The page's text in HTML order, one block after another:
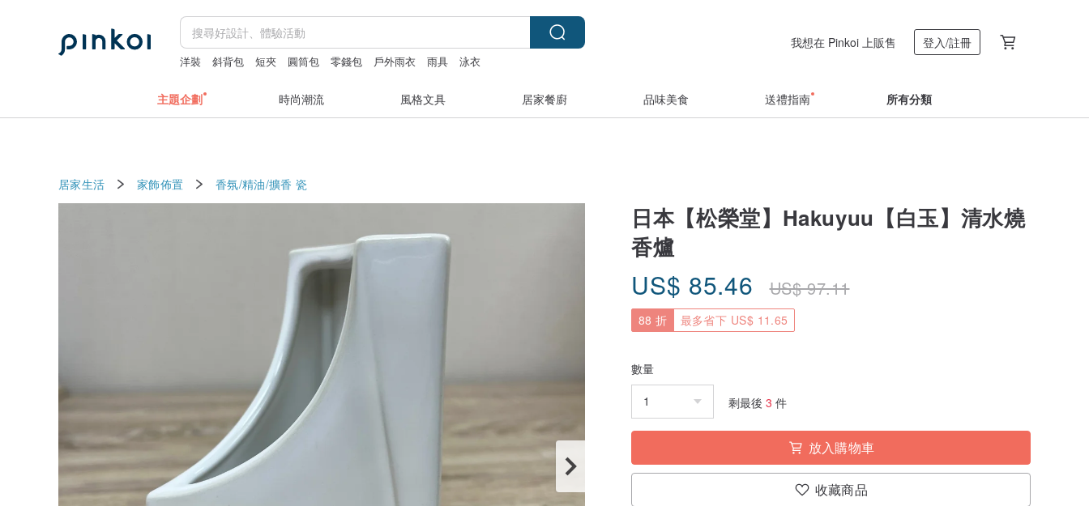
洋裝 斜背包 短夾 圓筒包 零錢包 戶外雨衣 雨具 泳衣
我想在 Pinkoi 上販售 登入/註冊
主題企劃 時尚潮流 風格文具 居家餐廚 品味美食 送禮指南 所有分類
居家生活 家飾佈置 香氛/精油/擴香 瓷
日本【松榮堂】Hakuyuu【白玉】清水燒
香爐
US$ 85.46 US$97.11
88 折 最多省下 US$ 11.65
數量
剩最後 3 件
放入購物車
收藏商品